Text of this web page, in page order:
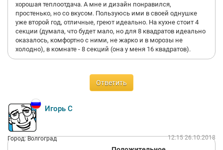
хорошая теплоотдача. А мне и дизайн понравился,
простенько, но со вкусом. Пользуюсь ими в своей однушке
уже второй год, отличные, греют идеально. На кухне стоит 4
секции (думала, что будет мало, но для 8 квадратов идеально
оказалось, комфортно с ними, не жарко и в морозы не
холодно), в комнате - 8 секций (она у меня 16 квадратов).
Ответить
Игорь С
Город: Волгоград 12:15 26.10.2018